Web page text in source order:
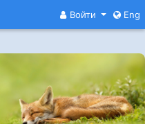
Войти Eng